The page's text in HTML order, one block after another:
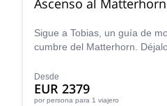
Sigue a Tobias, un guía de
cumbre del Matterhorn.
disfruta de algunas de las
desde la cima.
Desde
EUR 2379
por persona para 1 viajero